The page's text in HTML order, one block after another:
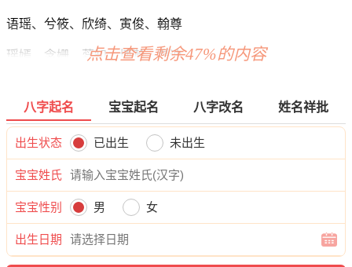
语瑶、兮筱、欣绮、寅俊、翰尊
瑶嫣、念姗、蕊知、博瀚、磊迪
冰昕、馨璇、梵姿、旻博、辉洺
慕昕、兰潼、卿甜、永旭、霄博
夏妙、冉璇、梦昕、吉远、海辉
华甜、枫滢、珞筱、宽绍、伦桦
馨璇、君依、嫣琼、桦宽、曜博
点击查看剩余47%的内容
八字起名 宝宝起名 八字改名 姓名祥批
出生状态 已出生 未出生
宝宝姓氏
宝宝性别 男 女
出生日期